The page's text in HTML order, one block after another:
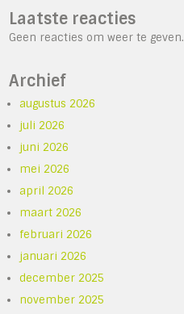
Laatste reacties
Geen reacties om weer te geven.
Archief
augustus 2026
juli 2026
juni 2026
mei 2026
april 2026
maart 2026
februari 2026
januari 2026
december 2025
november 2025